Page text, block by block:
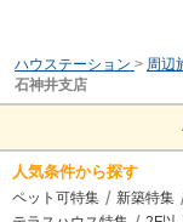
ハウステーション > 周辺
石神井支店
人気条件から探す
ペット可特集 新築特集